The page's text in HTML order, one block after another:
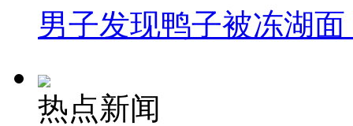
男子发现鸭子被冻湖
热点新闻